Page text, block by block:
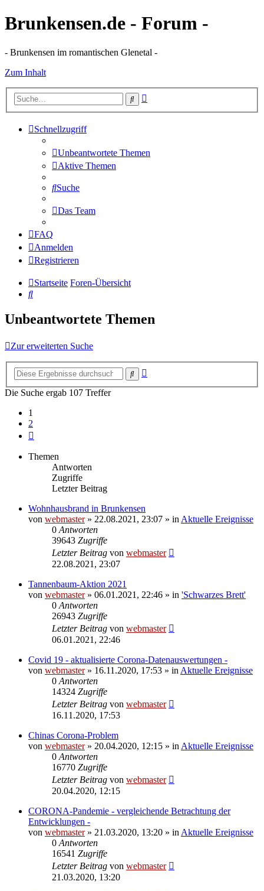
Brunkensen.de - Forum -
- Brunkensen im romantischen Glenetal -
Zum Inhalt
Suche
Schnellzugriff
Unbeantwortete Themen
Aktive Themen
Suche
Das Team
FAQ
Anmelden
Registrieren
Startseite Foren-Übersicht
Suche
Unbeantwortete Themen
Zur erweiterten Suche
Suche
Die Suche ergab 107 Treffer
1
2
Themen
Antworten
Zugriffe
Letzter Beitrag
Wohnhausbrand in Brunkensen
von webmaster» 22.08.2021, 23:07 » in Aktuelle Ereignisse
0 Antworten
39643 Zugriffe
Letzter Beitrag von webmaster
22.08.2021, 23:07
Tannenbaum-Aktion 2021
von webmaster» 06.01.2021, 22:46 » in 'Schwarzes Brett'
0 Antworten
26943 Zugriffe
Letzter Beitrag von webmaster
06.01.2021, 22:46
Covid 19 - aktualisierte Corona-Datenauswertungen -
von webmaster» 16.11.2020, 17:53 » in Aktuelle Ereignisse
0 Antworten
14324 Zugriffe
Letzter Beitrag von webmaster
16.11.2020, 17:53
Chinas Corona-Problem
von webmaster» 20.04.2020, 12:15 » in Aktuelle Ereignisse
0 Antworten
16770 Zugriffe
Letzter Beitrag von webmaster
20.04.2020, 12:15
CORONA-Pandemie - vergleichende Betrachtung der
Entwicklungen -
von webmaster» 21.03.2020, 13:20 » in Aktuelle Ereignisse
0 Antworten
16541 Zugriffe
Letzter Beitrag von webmaster
21.03.2020, 13:20